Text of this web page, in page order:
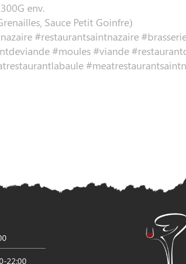
env.
Sauce Petit Goinfre)
#restaurantsaintnazaire
#moules #viande
22:00